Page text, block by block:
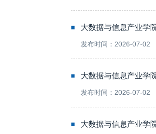
大数据与信息产业学
发布时间：2026-07-02
大数据与信息产业学
发布时间：2026-07-02
大数据与信息产业学